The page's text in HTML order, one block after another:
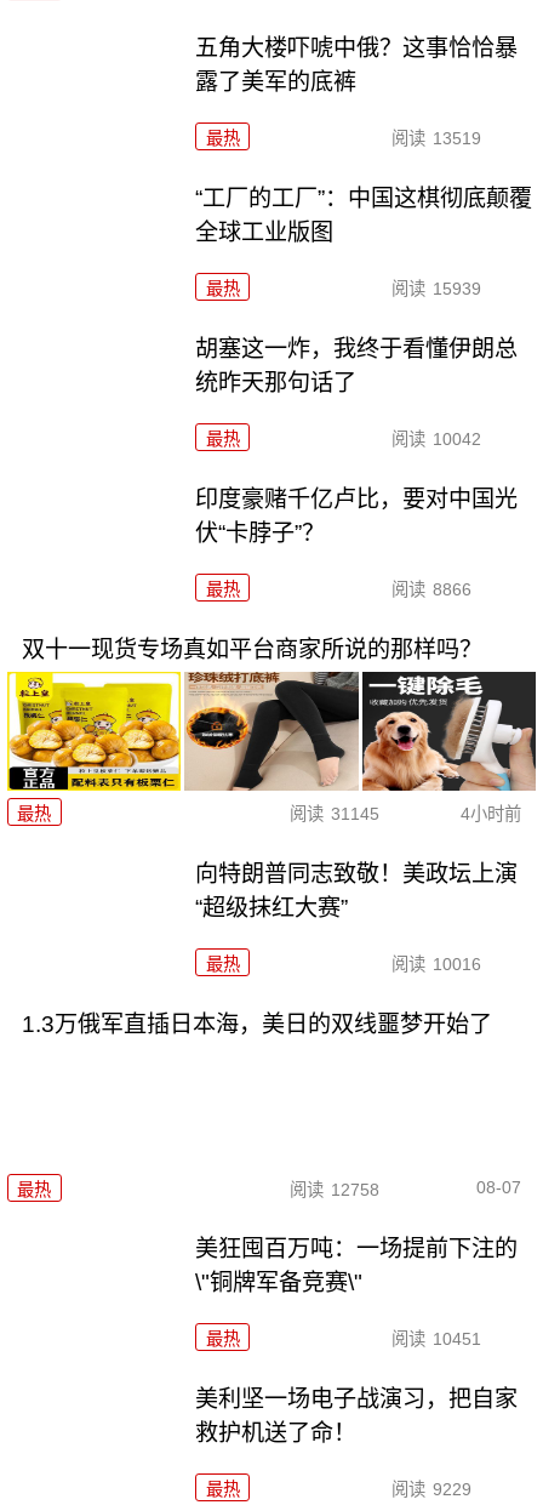
五角大楼吓唬中俄？这事恰恰暴
露了美军的底裤
最热 阅读 13519
“工厂的工厂”：中国这棋彻底颠覆
全球工业版图
最热 阅读 15939
胡塞这一炸，我终于看懂伊朗总
统昨天那句话了
最热 阅读 10042
印度豪赌千亿卢比，要对中国光
伏“卡脖子”？
最热 阅读 8866
双十一现货专场真如平台商家所说的那样吗？
最热 阅读 31145 4小时前
向特朗普同志致敬！美政坛上演
“超级抹红大赛”
最热 阅读 10016
1.3万俄军直插日本海，美日的双线噩梦开始了
最热 阅读 12758 08-07
美狂囤百万吨：一场提前下注的
\"铜牌军备竞赛\"
最热 阅读 10451
美利坚一场电子战演习，把自家
救护机送了命！
最热 阅读 9229